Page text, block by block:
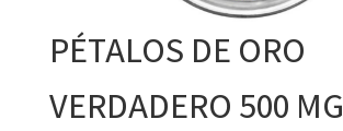
PÉTALOS DE ORO
VERDADERO 500 MG